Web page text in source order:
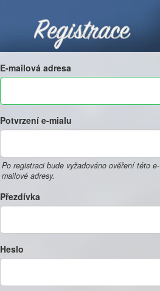
Registrace
E-mailová adresa
Potvrzení e-mialu
Po registraci bude vyžadováno ověření této e-
mailové adresy.
Přezdívka
Heslo